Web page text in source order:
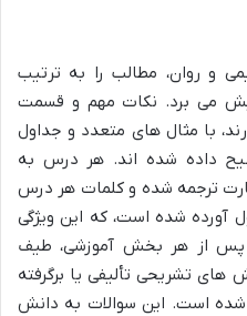
و روان، مطالب را به ترتیب
می برد. نکات مهم و قسمت
با مثال های متعدد و جداول
داده شده اند. هر درس به
ترجمه شده و کلمات هر درس
آورده شده است، که این ویژگی
پس از هر بخش آموزشی، طیف
های تشریحی تألیفی یا برگرفته
شده است. این سوالات به دانش